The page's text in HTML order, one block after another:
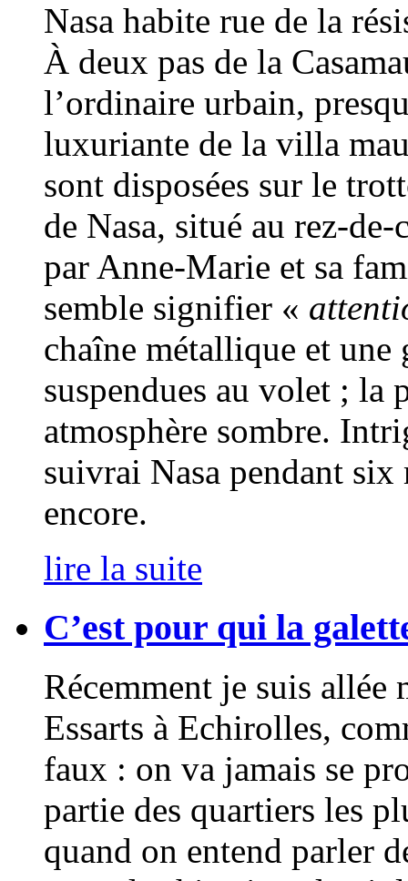
Nasa habite rue de la
À deux pas de la
l’ordinaire urbain,
luxuriante de la villa
sont disposées sur le
de Nasa, situé au rez-de-
par Anne-Marie et sa
semble signifier «
chaîne métallique et une
suspendues au volet ; la
atmosphère sombre.
suivrai Nasa pendant
encore.
lire la suite
C’est pour qui la
Récemment je suis allée
Essarts à Echirolles,
faux : on va jamais se
partie des quartiers les
quand on entend parler